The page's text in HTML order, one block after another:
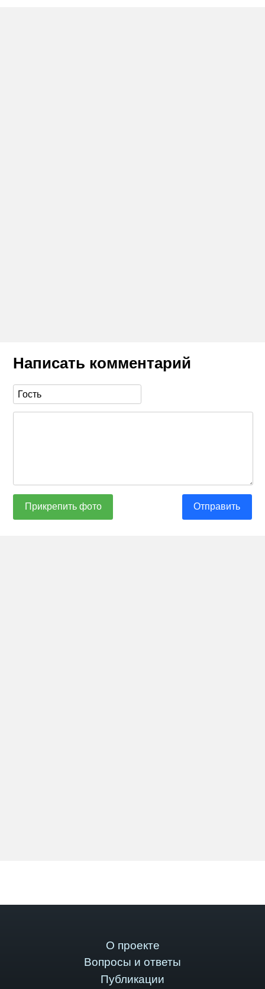
Написать комментарий
Прикрепить фото Отправить
О проекте
Вопросы и ответы
Публикации